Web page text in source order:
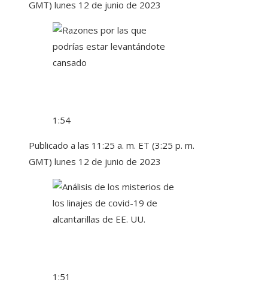
GMT) lunes 12 de junio de 2023
1:54
Publicado a las 11:25 a. m. ET (3:25 p. m.
GMT) lunes 12 de junio de 2023
1:51